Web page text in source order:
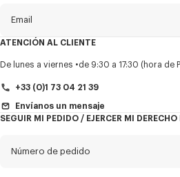
Email
TítuloObligatorio
ATENCIÓN AL CLIENTE
De lunes a viernes de 9:30 a 17:30 (hora de
+33 (0)1 73 04 21 39
Envíanos un mensaje
SEGUIR MI PEDIDO / EJERCER MI
Número de pedido